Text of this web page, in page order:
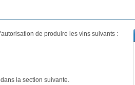
de produire les vins suivants :
la section suivante.